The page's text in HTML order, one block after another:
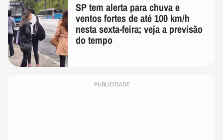
SP tem alerta para chuva e
ventos fortes de até 100 km/h
nesta sexta-feira; veja a previsão
do tempo
PUBLICIDADE